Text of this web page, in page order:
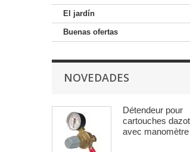
El jardín
Buenas ofertas
NOVEDADES
Détendeur pour
cartouches
avec manomètre